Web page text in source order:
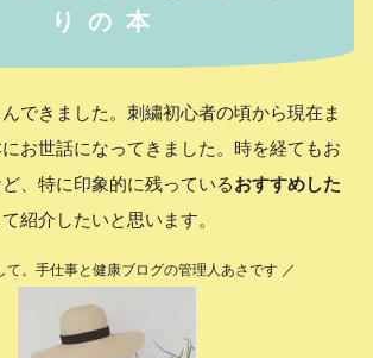
りの本
できました。刺繍初心者の頃から現在ま
お世話になってきました。時を経てもお
、特に印象的に残っているおすすめした
紹介したいと思います。
て。手仕事と健康ブログの管理人あさです ／